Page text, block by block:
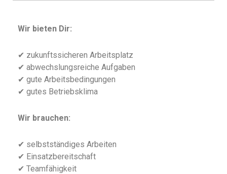
Wir bieten Dir:
✔ zukunftssicheren Arbeitsplatz
✔ abwechslungsreiche Aufgaben
✔ gute Arbeitsbedingungen
✔ gutes Betriebsklima
Wir brauchen:
✔ selbstständiges Arbeiten
✔ Einsatzbereitschaft
✔ Teamfähigkeit